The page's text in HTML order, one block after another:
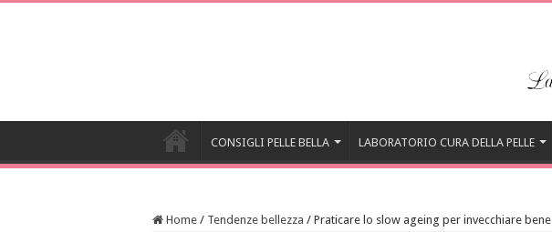
CONSIGLI PELLE BELLA LABORATORIO CURA DELLA PELLE
Home / Tendenze bellezza / Praticare lo slow ageing per invecchiare bene